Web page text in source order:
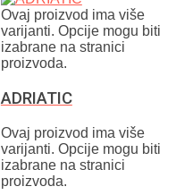
Ovaj proizvod ima više
varijanti. Opcije mogu biti
izabrane na stranici
proizvoda.
ADRIATIC
Ovaj proizvod ima više
varijanti. Opcije mogu biti
izabrane na stranici
proizvoda.